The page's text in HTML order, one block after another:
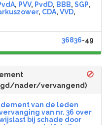
, PVV, PvdD, BBB, SGP,
, CDA, VVD,
36836-49
nader/vervangend)
van de leden
van nr. 36 over
bij schade door